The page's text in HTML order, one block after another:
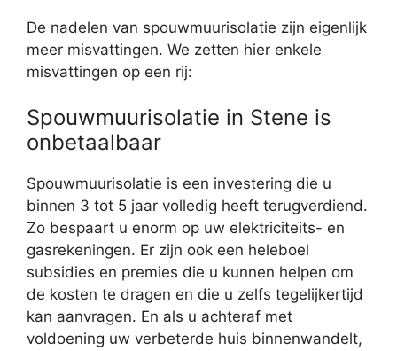
De nadelen van spouwmuurisolatie zijn eigenlijk
meer misvattingen. We zetten hier enkele
misvattingen op een rij:
Spouwmuurisolatie in Stene is
onbetaalbaar
Spouwmuurisolatie is een investering die u
binnen 3 tot 5 jaar volledig heeft terugverdiend.
Zo bespaart u enorm op uw elektriciteits- en
gasrekeningen. Er zijn ook een heleboel
subsidies en premies die u kunnen helpen om
de kosten te dragen en die u zelfs tegelijkertijd
kan aanvragen. En als u achteraf met
voldoening uw verbeterde huis binnenwandelt,